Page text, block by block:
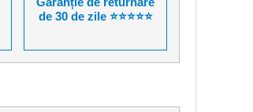
de 30 de zile ⭐⭐⭐⭐⭐